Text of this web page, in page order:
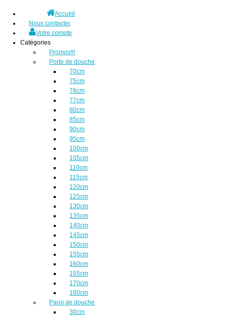
Accueil
Nous contacter
Votre compte
Catégories
Promos!!!
Porte de douche
70cm
75cm
76cm
77cm
80cm
85cm
90cm
95cm
100cm
105cm
110cm
115cm
120cm
125cm
130cm
135cm
140cm
145cm
150cm
155cm
160cm
165cm
170cm
180cm
Paroi de douche
30cm